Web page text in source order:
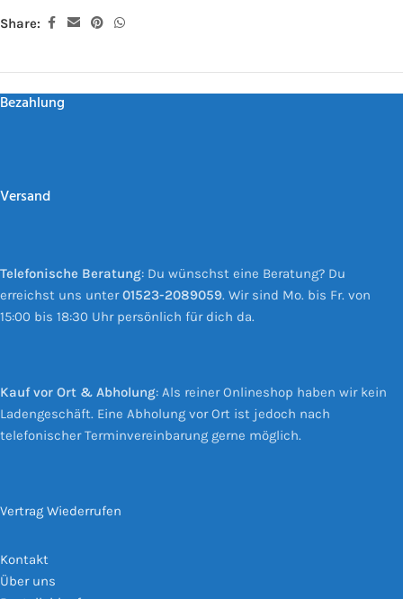
Share:
Bezahlung
Versand
Telefonische Beratung: Du wünschst eine Beratung? Du
erreichst uns unter01523-2089059. Wir sind Mo. bis Fr. von
15:00 bis 18:30 Uhr persönlich für dich da.
Kauf vor Ort & Abholung: Als reiner Onlineshop haben wir kein
Ladengeschäft. Eine Abholung vor Ort ist jedoch nach
telefonischer Terminvereinbarung gerne möglich.
Vertrag Wiederrufen
Kontakt
Über uns